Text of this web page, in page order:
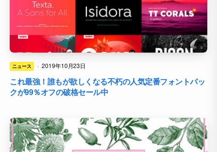
ニュース · 2019年10月23日
これ最強！誰もが欲しくなる不朽の人気定番フォントパッ
クが99％オフの破格セール中